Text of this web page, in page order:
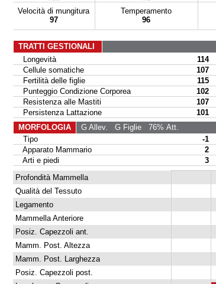
Velocità di mungitura
97
Temperamento
96
TRATTI GESTIONALI
Longevità
114
Cellule somatiche
107
Fertilità delle figlie
115
Punteggio Condizione Corporea
102
Resistenza alle Mastiti
107
Persistenza Lattazione
101
MORFOLOGIA
G Allev. G Figlie76% Att.
Tipo
-1
Apparato Mammario
2
Arti e piedi
3
Profondità Mammella
Qualità del Tessuto
Legamento
Mammella Anteriore
Posiz. Capezzoli ant.
Mamm. Post. Altezza
Mamm. Post. Larghezza
Posiz. Capezzoli post.